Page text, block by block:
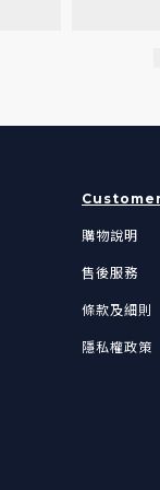
購物說明
售後服務
條款及細則
隱私權政策